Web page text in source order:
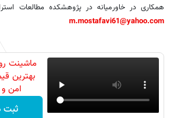
همکاری در خاورمیانه در پژوهشکده مطالعات
m.mostafavi61@yahoo.com
ماشینت
بهترین
امن
ثبت